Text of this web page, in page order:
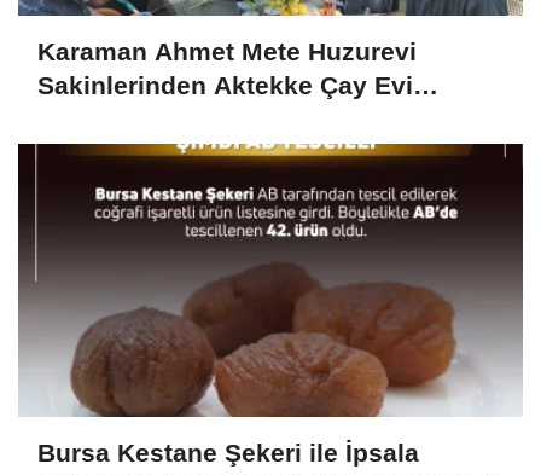
Karaman Ahmet Mete Huzurevi
Sakinlerinden Aktekke Çay Evi
Bursa Kestane Şekeri ile İpsala